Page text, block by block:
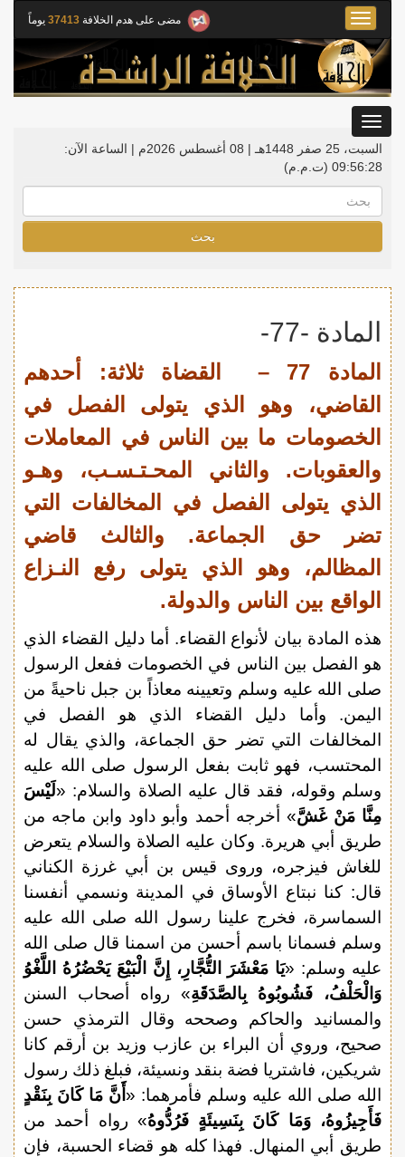
مضى على هدم الخلافة 37413 يوماً
Toggle
navigation
السبت، 25 صفر 1448هـ | 08 أغسطس 2026م |
الساعة الآن:
09:56:29 (ت.م.م)
بحث
المادة -77-
المادة 77 – القضاة ثلاثة: أحدهم
القاضي، وهو الذي يتولى الفصل في
الخصومات ما بين الناس في المعاملات
والعقوبات. والثاني المحـتـسـب، وهـو
الذي يتولى الفصل في المخالفات التي
تضر حق الجماعة. والثالث قاضي
المظالم، وهو الذي يتولى رفع النـزاع
الواقع بين الناس والدولة.
هذه المادة بيان لأنواع القضاء. أما دليل القضاء الذي
هو الفصل بين الناس في الخصومات ففعل الرسول
صلى الله عليه وسلم وتعيينه معاذاً بن جبل ناحيةً من
اليمن. وأما دليل القضاء الذي هو الفصل في
المخالفات التي تضر حق الجماعة، والذي يقال له
المحتسب، فهو ثابت بفعل الرسول صلى الله عليه
وسلم وقوله، فقد قال عليه الصلاة والسلام: «لَيْسَ
مِنَّا مَنْ غَشَّ» أخرجه أحمد وأبو داود وابن ماجه من
طريق أبي هريرة. وكان عليه الصلاة والسلام يتعرض
للغاش فيزجره، وروى قيس بن أبي غرزة الكناني
قال: كنا نبتاع الأوساق في المدينة ونسمي أنفسنا
السماسرة، فخرج علينا رسول الله صلى الله عليه
وسلم فسمانا باسم أحسن من اسمنا قال صلى الله
عليه وسلم: «يَا مَعْشَرَ التُّجَّارِ، إِنَّ الْبَيْعَ يَحْضُرُهُ اللَّغْوُ
وَالْحَلْفُ، فَشُوبُوهُ بِالصَّدَقَةِ» رواه أصحاب السنن
والمسانيد والحاكم وصححه وقال الترمذي حسن
صحيح، وروي أن البراء بن عازب وزيد بن أرقم كانا
شريكين، فاشتريا فضة بنقد ونسيئة، فبلغ ذلك رسول
الله صلى الله عليه وسلم فأمرهما: « أَنَّ مَا كَانَ بِنَقْدٍ
فَأَجِيزُوهُ، وَمَا كَانَ بِنَسِيئَةٍ فَرُدُّوهُ» رواه أحمد من
طريق أبي المنهال. فهذا كله هو قضاء الحسبة، فإن